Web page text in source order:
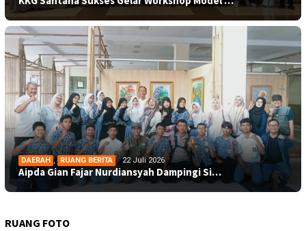
DAERAH , RUANG BERITA 22 Juli 2026
Aipda Gian Fajar Nurdiansyah Dampingi Si…
RUANG FOTO